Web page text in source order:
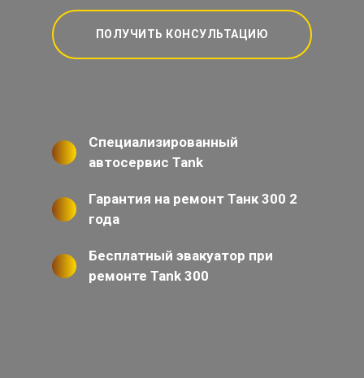
ПОЛУЧИТЬ КОНСУЛЬТАЦИЮ
Специализированный
автосервис Tank
Гарантия на ремонт Танк 300 2
года
Бесплатный эвакуатор при
ремонте Tank 300